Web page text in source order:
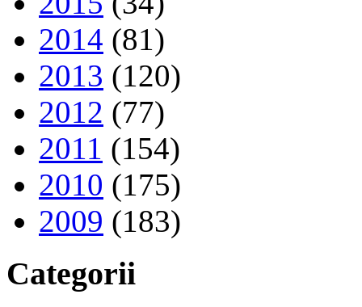
2014 (81)
2013 (120)
2012 (77)
2011 (154)
2010 (175)
2009 (183)
Categorii